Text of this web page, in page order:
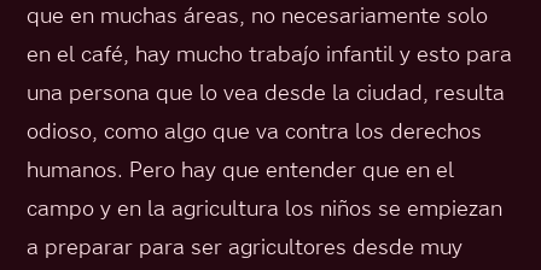
que en muchas áreas, no necesariamente solo
en el café, hay mucho trabajo infantil y esto para
una persona que lo vea desde la ciudad, resulta
odioso, como algo que va contra los derechos
humanos. Pero hay que entender que en el
campo y en la agricultura los niños se empiezan
a preparar para ser agricultores desde muy